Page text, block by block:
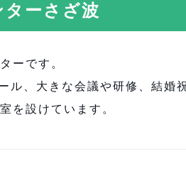
ターさざ波
ーです。
、大きな会議や研修、結婚
を設けています。